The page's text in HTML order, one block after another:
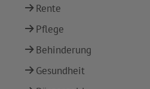
Rente
Pflege
Behinderung
Gesundheit